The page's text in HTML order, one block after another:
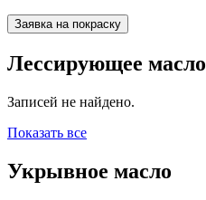
Заявка на покраску
Лессирующее масло
Записей не найдено.
Показать все
Укрывное масло